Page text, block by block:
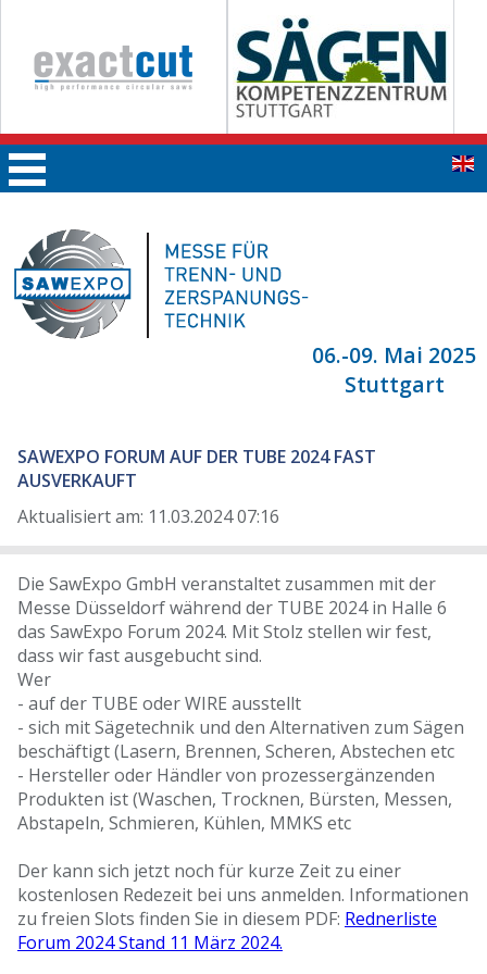
06.-09. Mai 2025
Stuttgart
SAWEXPO FORUM AUF DER TUBE 2024 FAST
AUSVERKAUFT
Aktualisiert am: 11.03.2024 07:16
Die SawExpo GmbH veranstaltet zusammen mit der
Messe Düsseldorf während der TUBE 2024 in Halle 6
das SawExpo Forum 2024. Mit Stolz stellen wir fest,
dass wir fast ausgebucht sind.
Wer
- auf der TUBE oder WIRE ausstellt
- sich mit Sägetechnik und den Alternativen zum Sägen
beschäftigt (Lasern, Brennen, Scheren, Abstechen etc
- Hersteller oder Händler von prozessergänzenden
Produkten ist (Waschen, Trocknen, Bürsten, Messen,
Abstapeln, Schmieren, Kühlen, MMKS etc
Der kann sich jetzt noch für kurze Zeit zu einer
kostenlosen Redezeit bei uns anmelden. Informationen
zu freien Slots finden Sie in diesem PDF: Rednerliste
Forum 2024 Stand 11 März 2024.